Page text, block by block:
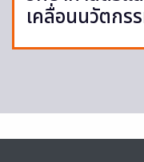
เคลื่อนนวัตกร